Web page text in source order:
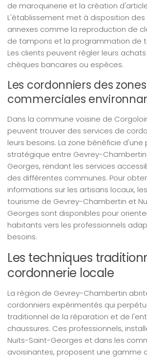
de maroquinerie et la création
L'établissement met à disposition
annexes comme la reproduction de
de tampons et la programmation de
Les clients peuvent régler leurs
chèques bancaires ou espèces.
Les cordonniers des zones
commerciales
Dans la commune voisine de
peuvent trouver des services de
leurs besoins. La zone bénéficie d'une
stratégique entre Gevrey-
Georges, rendant les services
des différentes communes. Pour
informations sur les artisans locaux,
tourisme de Gevrey-Chambertin et
Georges sont disponibles pour
habitants vers les professionnels
besoins.
Les techniques
cordonnerie locale
La région de Gevrey-Chambertin
cordonniers expérimentés qui
traditionnel de la réparation et de
chaussures. Ces professionnels,
Nuits-Saint-Georges et dans les
avoisinantes, proposent une gamme